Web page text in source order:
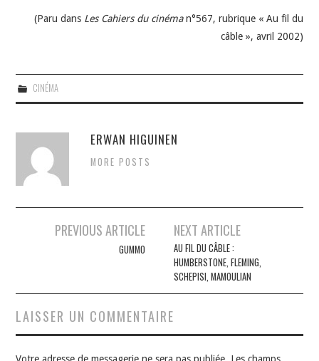
(Paru dans Les Cahiers du cinéman°567, rubrique « Au fil du
câble », avril 2002)
CINÉMA
ERWAN HIGUINEN
MORE POSTS
Navigation
PREVIOUS ARTICLE
GUMMO
NEXT ARTICLE
AU FIL DU CÂBLE :
HUMBERSTONE, FLEMING,
SCHEPISI, MAMOULIAN
LAISSER UN COMMENTAIRE
Votre adresse de messagerie ne sera pas publiée. Les champs